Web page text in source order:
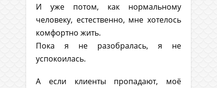
И уже потом, как нормальному
человеку, естественно, мне хотелось
комфортно жить.
Пока я не разобралась, я не
успокоилась.
А если клиенты пропадают, моё